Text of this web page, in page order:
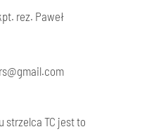
rez. Paweł
strzelca TC jest to